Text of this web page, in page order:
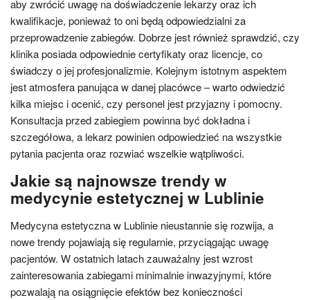
aby zwrócić uwagę na doświadczenie lekarzy oraz ich
kwalifikacje, ponieważ to oni będą odpowiedzialni za
przeprowadzenie zabiegów. Dobrze jest również sprawdzić, czy
klinika posiada odpowiednie certyfikaty oraz licencje, co
świadczy o jej profesjonalizmie. Kolejnym istotnym aspektem
jest atmosfera panująca w danej placówce – warto odwiedzić
kilka miejsc i ocenić, czy personel jest przyjazny i pomocny.
Konsultacja przed zabiegiem powinna być dokładna i
szczegółowa, a lekarz powinien odpowiedzieć na wszystkie
pytania pacjenta oraz rozwiać wszelkie wątpliwości.
Jakie są najnowsze trendy w
medycynie estetycznej w Lublinie
Medycyna estetyczna w Lublinie nieustannie się rozwija, a
nowe trendy pojawiają się regularnie, przyciągając uwagę
pacjentów. W ostatnich latach zauważalny jest wzrost
zainteresowania zabiegami minimalnie inwazyjnymi, które
pozwalają na osiągnięcie efektów bez konieczności